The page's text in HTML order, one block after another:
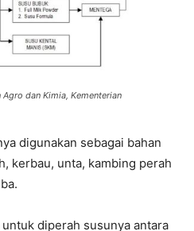
dan Kimia, Kementerian
digunakan sebagai bahan
kerbau, unta, kambing perah
diperah susunya antara